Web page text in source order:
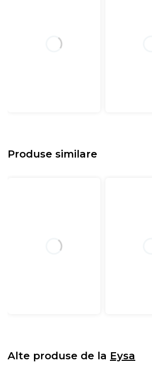
Produse similare
Alte produse de la Eysa